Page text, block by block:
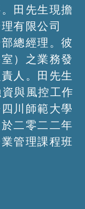
田先生現擔
有限公司
總經理。彼
）之業務發
人。田先生
與風控工作
川師範大學
二零二二年
管理課程班